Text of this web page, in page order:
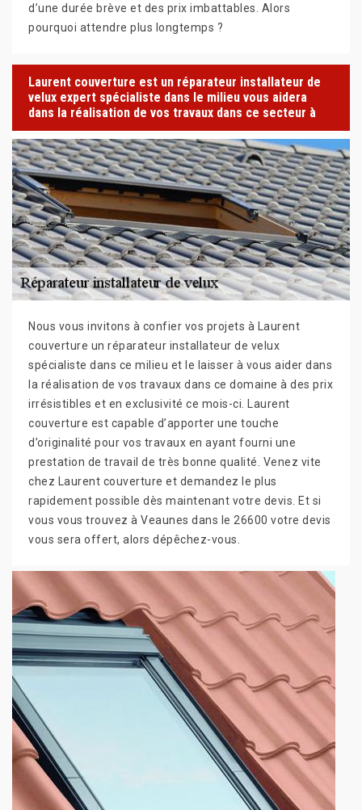
d’une durée brève et des prix imbattables. Alors
pourquoi attendre plus longtemps ?
Laurent couverture est un réparateur installateur de
velux expert spécialiste dans le milieu vous aidera
dans la réalisation de vos travaux dans ce secteur à
Nous vous invitons à confier vos projets à Laurent
couverture un réparateur installateur de velux
spécialiste dans ce milieu et le laisser à vous aider dans
la réalisation de vos travaux dans ce domaine à des prix
irrésistibles et en exclusivité ce mois-ci. Laurent
couverture est capable d’apporter une touche
d’originalité pour vos travaux en ayant fourni une
prestation de travail de très bonne qualité. Venez vite
chez Laurent couverture et demandez le plus
rapidement possible dès maintenant votre devis. Et si
vous vous trouvez à Veaunes dans le 26600 votre devis
vous sera offert, alors dépêchez-vous.